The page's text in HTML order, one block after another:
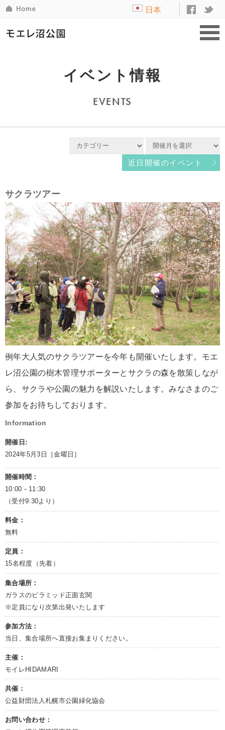
日本
イベント情報
EVENTS
近日開催のイベント
サクラツアー
例年大人気のサクラツアーを今年も開催いたします。モエ
レ沼公園の樹木管理サポーターとサクラの森を散策しなが
ら、サクラや公園の魅力を解説いたします。みなさまのご
参加をお待ちしております。
Information
開催日:
2024年5月3日［金曜日］
開催時間：
10:00－11:30
（受付9:30より）
料金：
無料
定員：
15名程度（先着）
集合場所：
ガラスのピラミッド正面玄関
※定員になり次第出発いたします
参加方法：
当日、集合場所へ直接お集まりください。
主催：
モイレHIDAMARI
共催：
公益財団法人札幌市公園緑化協会
お問い合わせ：